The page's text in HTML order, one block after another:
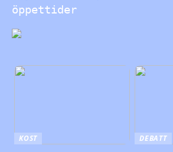
öppettider
KOST DEBATT